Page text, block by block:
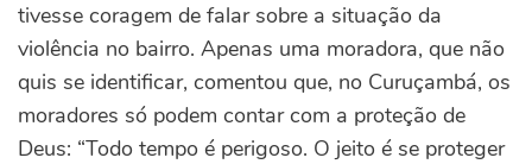
tivesse coragem de falar sobre a situação da
violência no bairro. Apenas uma moradora, que não
quis se identificar, comentou que, no Curuçambá, os
moradores só podem contar com a proteção de
Deus: “Todo tempo é perigoso. O jeito é se proteger